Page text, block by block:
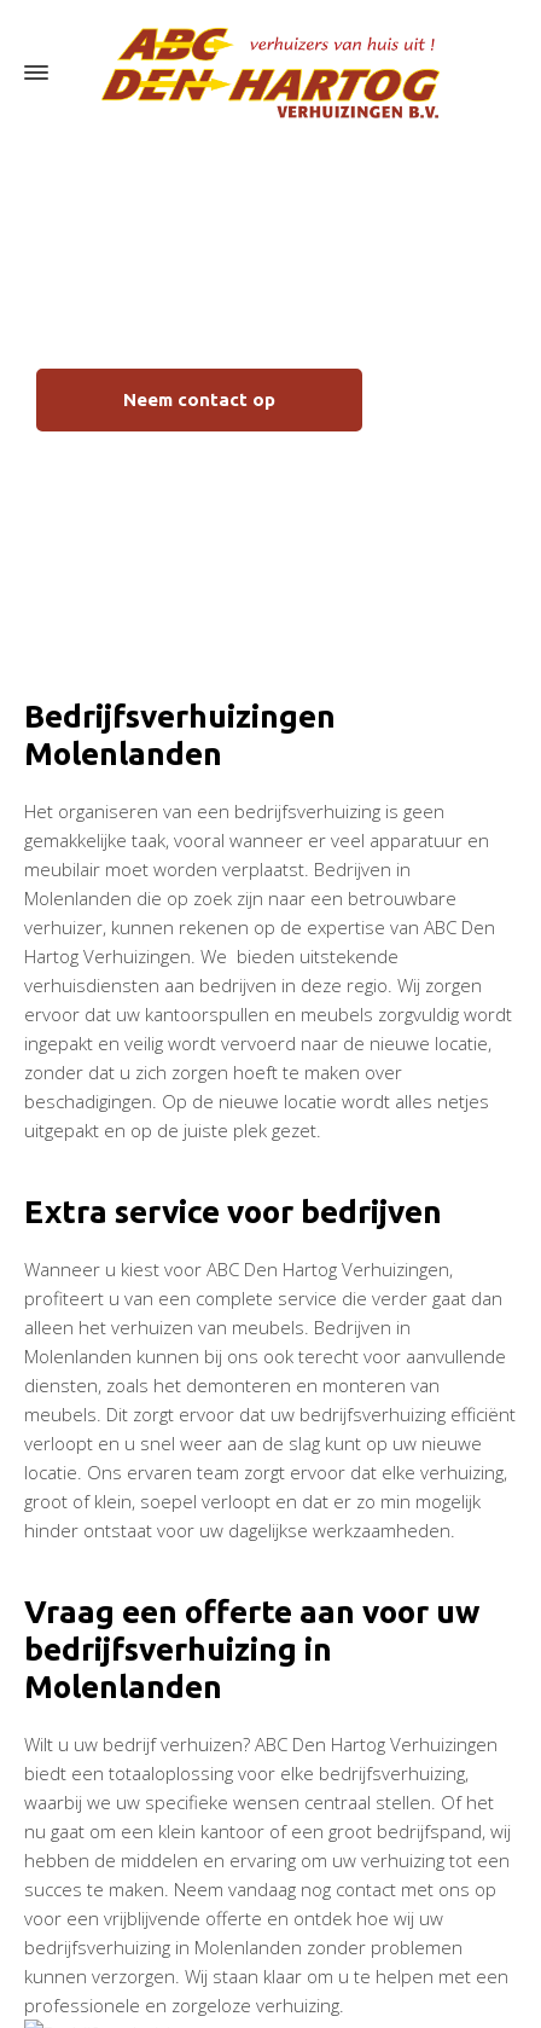
Neem contact op
Bedrijfsverhuizingen
Molenlanden
Het organiseren van een bedrijfsverhuizing is geen
gemakkelijke taak, vooral wanneer er veel apparatuur en
meubilair moet worden verplaatst. Bedrijven in
Molenlanden die op zoek zijn naar een betrouwbare
verhuizer, kunnen rekenen op de expertise van ABC Den
Hartog Verhuizingen. We bieden uitstekende
verhuisdiensten aan bedrijven in deze regio. Wij zorgen
ervoor dat uw kantoorspullen en meubels zorgvuldig wordt
ingepakt en veilig wordt vervoerd naar de nieuwe locatie,
zonder dat u zich zorgen hoeft te maken over
beschadigingen. Op de nieuwe locatie wordt alles netjes
uitgepakt en op de juiste plek gezet.
Extra service voor bedrijven
Wanneer u kiest voor ABC Den Hartog Verhuizingen,
profiteert u van een complete service die verder gaat dan
alleen het verhuizen van meubels. Bedrijven in
Molenlanden kunnen bij ons ook terecht voor aanvullende
diensten, zoals het demonteren en monteren van
meubels. Dit zorgt ervoor dat uw bedrijfsverhuizing efficiënt
verloopt en u snel weer aan de slag kunt op uw nieuwe
locatie. Ons ervaren team zorgt ervoor dat elke verhuizing,
groot of klein, soepel verloopt en dat er zo min mogelijk
hinder ontstaat voor uw dagelijkse werkzaamheden.
Vraag een offerte aan voor uw
bedrijfsverhuizing in
Molenlanden
Wilt u uw bedrijf verhuizen? ABC Den Hartog Verhuizingen
biedt een totaaloplossing voor elke bedrijfsverhuizing,
waarbij we uw specifieke wensen centraal stellen. Of het
nu gaat om een klein kantoor of een groot bedrijfspand, wij
hebben de middelen en ervaring om uw verhuizing tot een
succes te maken. Neem vandaag nog contact met ons op
voor een vrijblijvende offerte en ontdek hoe wij uw
bedrijfsverhuizing in Molenlanden zonder problemen
kunnen verzorgen. Wij staan klaar om u te helpen met een
professionele en zorgeloze verhuizing.